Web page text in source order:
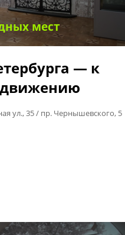
мест
— к
ул., 35 / пр. Чернышевского, 5